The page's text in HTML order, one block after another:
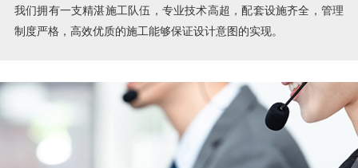
我们拥有一支精湛施工队伍，专业技术高超，配套设施齐全，管理
制度严格，高效优质的施工能够保证设计意图的实现。